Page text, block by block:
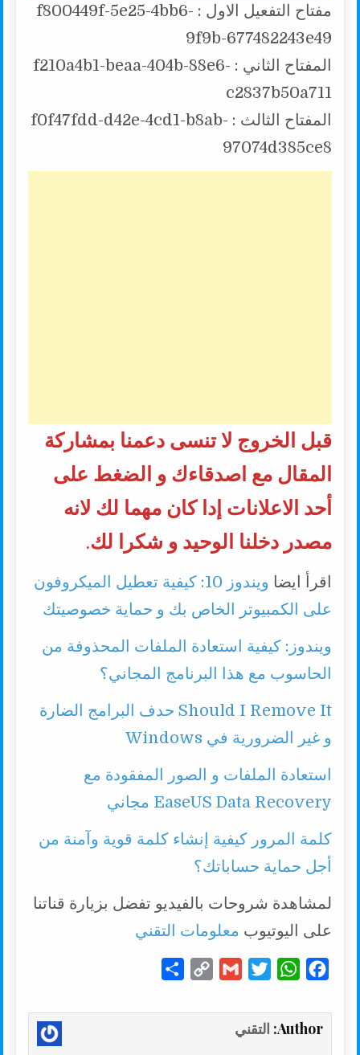
مفتاح التفعيل الاول : f800449f-5e25-4bb6-
9f9b-677482243e49
المفتاح الثاني : f210a4b1-beaa-404b-88e6-
c2837b50a711
المفتاح الثالث : f0f47fdd-d42e-4cd1-b8ab-
97074d385ce8
قبل الخروج لا تنسى دعمنا بمشاركة
المقال مع اصدقاءك و الضغط على
أحد الاعلانات إدا كان مهما لك لانه
مصدر دخلنا الوحيد و شكرا لك.
اقرأ ايضا
ويندوز 10: كيفية تعطيل الميكروفون
على الكمبيوتر الخاص بك و حماية خصوصيتك
ويندوز: كيفية استعادة الملفات المحذوفة من
الحاسوب مع هذا البرنامج المجاني؟
Should I Remove It حدف البرامج الضارة
و غير الضرورية في Windows
استعادة الملفات و الصور المفقودة مع
EaseUS Data Recovery مجاني
كلمة المرور كيفية إنشاء كلمة قوية وآمنة من
أجل حماية حساباتك؟
لمشاهدة شروحات بالفيديو تفضل بزيارة قناتنا
على اليوتيوب معلومات التقني
c
e
W
a
t
i
t
G
a
p
a
Author: التقني